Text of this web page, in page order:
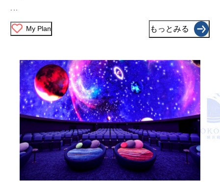
...
My Plan もっとみる